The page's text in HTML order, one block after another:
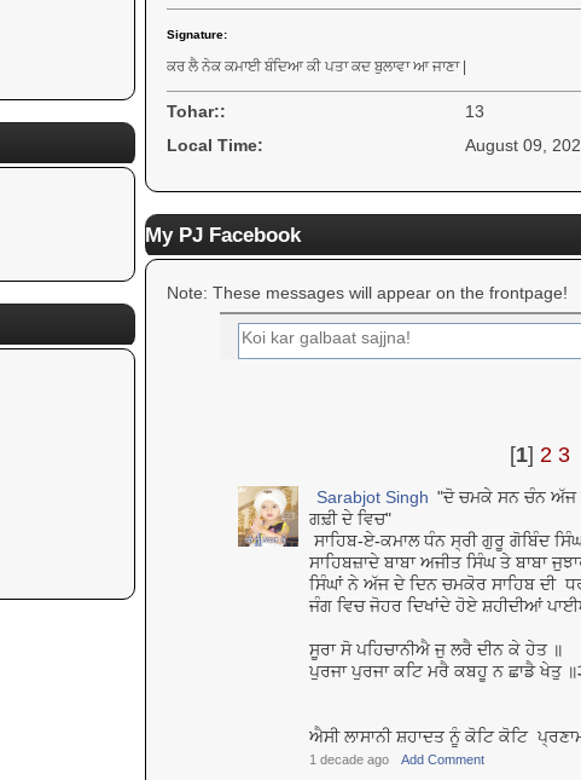
Signature:
ਕਰ ਲੈ ਨੇਕ ਕਮਾਈ ਬੰਦਿਆ ਕੀ ਪਤਾ ਕਦ ਬੁਲਾਵਾ ਆ ਜਾਣਾ |
Tohar::
13
Local Time:
August 09,
My PJ Facebook
Note: These messages will appear on the frontpage!
[1] 2 3
Sarabjot Singh "ਦੋ ਚਮਕੇ ਸਨ ਚੰਨ ਅੱਜ
ਗਢ਼ੀ ਦੇ ਵਿਚ"
ਸਾਹਿਬ-ਏ-ਕਮਾਲ ਧੰਨ ਸ੍ਰੀ ਗੁਰੂ ਗੋਬਿੰਦ
ਸਾਹਿਬਜ਼ਾਦੇ ਬਾਬਾ ਅਜੀਤ ਸਿੰਘ ਤੇ ਬਾਬਾ
ਸਿੰਘਾਂ ਨੇ ਅੱਜ ਦੇ ਦਿਨ ਚਮਕੋਰ ਸਾਹਿਬ ਦੀ
ਜੰਗ ਵਿਚ ਜੋਹਰ ਦਿਖਾਂਦੇ ਹੋਏ ਸ਼ਹੀਦੀਆਂ
ਸੂਰਾ ਸੋ ਪਹਿਚਾਨੀਐ ਜੁ ਲਰੈ ਦੀਨ ਕੇ ਹੇਤ ॥
ਪੁਰਜਾ ਪੁਰਜਾ ਕਟਿ ਮਰੈ ਕਬਹੂ ਨ ਛਾਡੈ ਖੇਤੁ
ਐਸੀ ਲਾਸਾਨੀ ਸ਼ਹਾਦਤ ਨੂੰ ਕੋਟਿ ਕੋਟਿ
1 decade ago Add Comment